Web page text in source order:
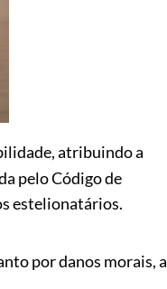
atribuindo a
pelo Código de
estelionatários.
por danos morais, a